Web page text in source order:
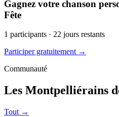
Gagnez votre chanson
Fête
1 participants · 22 jours restants
Participer gratuitement →
Communauté
Les Montpelliérains
Tout →